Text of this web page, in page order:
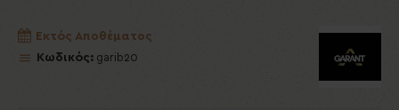
Εκτός Αποθέματος
Κωδικός: garib20